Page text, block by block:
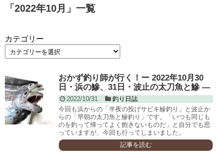
「 2022年10月 」 一覧
カテゴリー
おかず釣り師が行く！ー 2022年10月30
日・浜の鰺、31日・波止の太刀魚と鰺 ―
2022/10/31
釣り日誌
今回も浜からの「半夜の投げサビキ鰺釣り」と波止か
らの「早朝の太刀魚と鰺釣り」です。「いつも同じも
のを釣って帰ってよく飽きないものだ」と自分でも思
っていますが、今回も行ってしまいました。
記事を読む